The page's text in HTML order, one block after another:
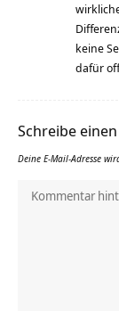
keine
dafür
Schreibe
Deine E-Mail-Adresse